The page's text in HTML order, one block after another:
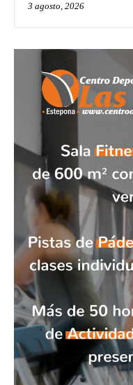
3 agosto, 2026